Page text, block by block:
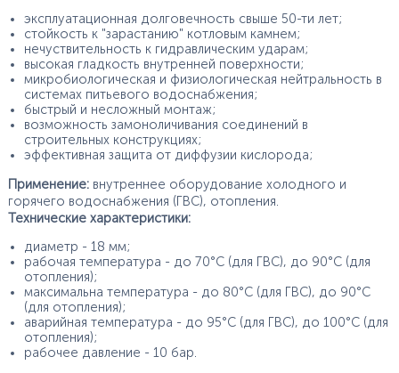
эксплуатационная долговечность свыше 50-ти лет;
стойкость к "зарастанию" котловым камнем;
нечуствительность к гидравлическим ударам;
высокая гладкость внутренней поверхности;
микробиологическая и физиологическая нейтральность в
системах питьевого водоснабжения;
быстрый и несложный монтаж;
возможность замоноличивания соединений в
строительных конструкциях;
эффективная защита от диффузии кислорода;
Применение:внутреннее оборудование холодного и
горячего водоснабжения (ГВС), отопления.
Технические характеристики:
диаметр - 18 мм;
рабочая температура - до 70°С (для ГВС), до 90°С (для
отопления);
максимальна температура - до 80°С (для ГВС), до 90°С
(для отопления);
аварийная температура - до 95°С (для ГВС), до 100°С (для
отопления);
рабочее давление - 10 бар.